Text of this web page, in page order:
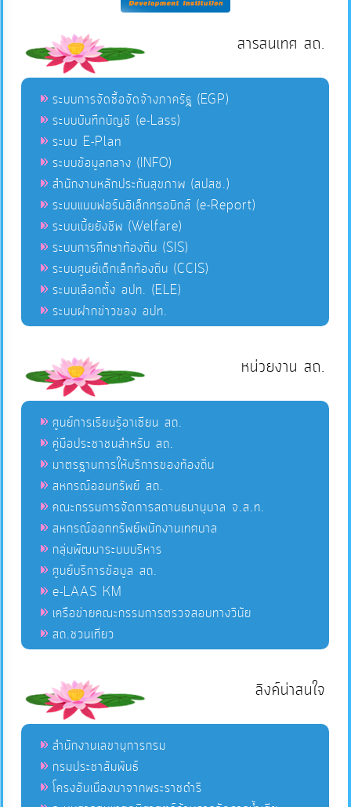
สารสนเทศ สถ.
ระบบการจัดซื้อจัดจ้างภาครัฐ (EGP)
ระบบบันทึกบัญชี (e-Lass)
ระบบ E-Plan
ระบบข้อมูลกลาง (INFO)
สำนักงานหลักประกันสุขภาพ (สปสช.)
ระบบแบบฟอร์มอิเล็กทรอนิกส์ (e-Report)
ระบบเบี้ยยังชีพ (Welfare)
ระบบการศึกษาท้องถิ่น (SIS)
ระบบศูนย์เด็กเล็กท้องถิ่น (CCIS)
ระบบเลือกตั้ง อปท. (ELE)
ระบบฝากข่าวของ อปท.
หน่วยงาน สถ.
ศูนย์การเรียนรู้อาเซียน สถ.
คู่มือประชาชนสำหรับ สถ.
มาตรฐานการให้บริการของท้องถิ่น
สหกรณ์ออมทรัพย์ สถ.
คณะกรรมการจัดการสถานธนานุบาล จ.ส.ท.
สหกรณ์ออกทรัพย์พนักงานเทศบาล
กลุ่มพัฒนาระบบบริหาร
ศูนย์บริการข้อมูล สถ.
e-LAAS KM
เครือข่ายคณะกรรมการตรวจสอบทางวินัย
สถ.ชวนเที่ยว
ลิงค์น่าสนใจ
สำนักงานเลขานุการกรม
กรมประชาสัมพันธ์
โครงอันเนื่องมาจากพระราชดำริ